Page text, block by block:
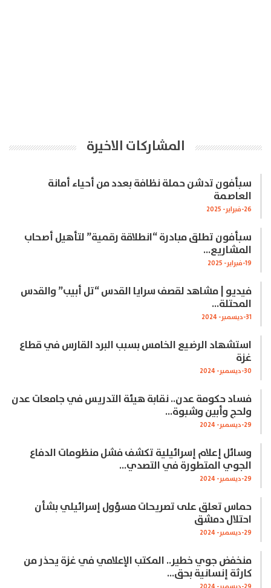
المشاركات الاخيرة
سبأفون تدشن حملة نظافة بعدد من أحياء أمانة
العاصمة
26-فبراير- 2025
سبأفون تطلق مبادرة “انطلاقة رقمية” لتأهيل أصحاب
المشاريع…
19-فبراير- 2025
فيديو | مشاهد لقصف سرايا القدس “تل أبيب” والقدس
المحتلة…
31-ديسمبر- 2024
استشهاد الرضيع الخامس بسبب البرد القارس في قطاع
غزة
30-ديسمبر- 2024
فساد حكومة عدن.. نقابة هيئة التدريس في جامعات عدن
ولحج وأبين وشبوة…
29-ديسمبر- 2024
وسائل إعلام إسرائيلية تكشف فشل منظومات الدفاع
الجوي المتطورة في التصدي…
29-ديسمبر- 2024
حماس تعلق على تصريحات مسؤول إسرائيلي بشأن
احتلال دمشق
29-ديسمبر- 2024
منخفض جوي خطير.. المكتب الإعلامي في غزة يحذر من
كارثة إنسانية بحق…